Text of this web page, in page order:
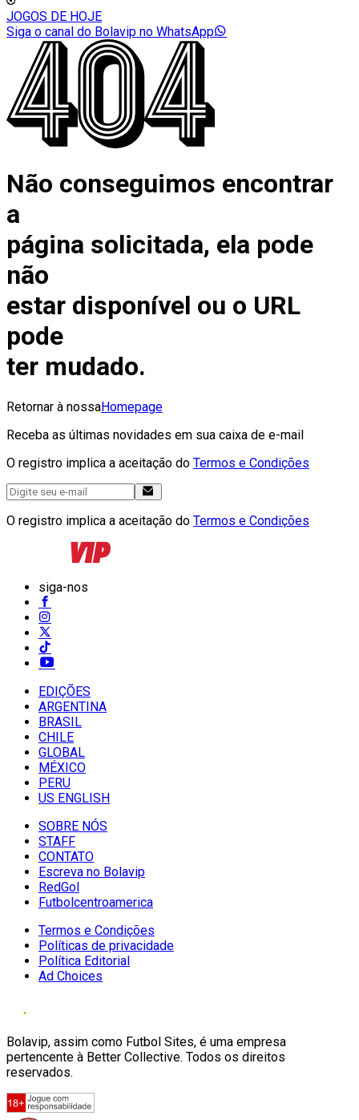
JOGOS DE HOJE
Siga o canal do Bolavip no WhatsApp
Não conseguimos encontrar
a
página solicitada, ela pode
não
estar disponível ou o URL
pode
ter mudado.
Retornar à nossaHomepage
Receba as últimas novidades em sua caixa de e-mail
O registro implica a aceitação do Termos e Condições
O registro implica a aceitação do Termos e Condições
siga-nos
EDIÇÕES
ARGENTINA
BRASIL
CHILE
GLOBAL
MÉXICO
PERU
US ENGLISH
SOBRE NÓS
STAFF
CONTATO
Escreva no Bolavip
RedGol
Futbolcentroamerica
Termos e Condições
Políticas de privacidade
Política Editorial
Ad Choices
Bolavip, assim como Futbol Sites, é uma empresa
pertencente à Better Collective. Todos os direitos
reservados.